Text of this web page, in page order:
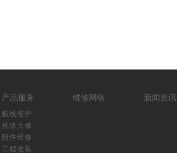
产品服务
航线维护
机体大修
附件维修
工程改装
维修网络 新闻资讯